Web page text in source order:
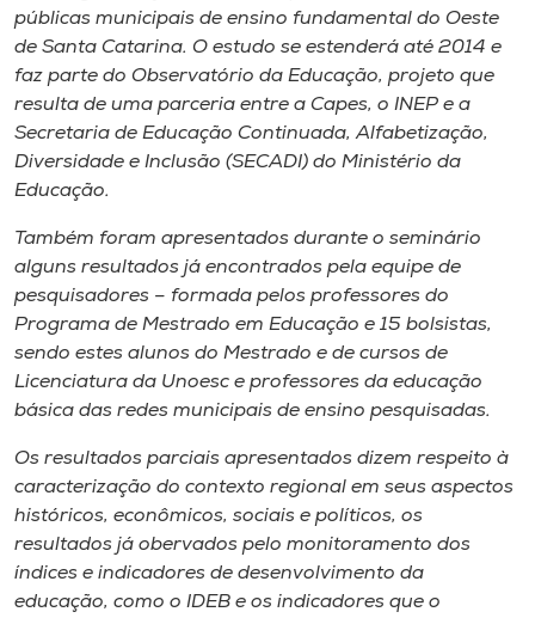
públicas municipais de ensino fundamental do Oeste
de Santa Catarina. O estudo se estenderá até 2014 e
faz parte do Observatório da Educação, projeto que
resulta de uma parceria entre a Capes, o INEP e a
Secretaria de Educação Continuada, Alfabetização,
Diversidade e Inclusão (SECADI) do Ministério da
Educação.
Também foram apresentados durante o seminário
alguns resultados já encontrados pela equipe de
pesquisadores – formada pelos professores do
Programa de Mestrado em Educação e 15 bolsistas,
sendo estes alunos do Mestrado e de cursos de
Licenciatura da Unoesc e professores da educação
básica das redes municipais de ensino pesquisadas.
Os resultados parciais apresentados dizem respeito à
caracterização do contexto regional em seus aspectos
históricos, econômicos, sociais e políticos, os
resultados já obervados pelo monitoramento dos
índices e indicadores de desenvolvimento da
educação, como o IDEB e os indicadores que o